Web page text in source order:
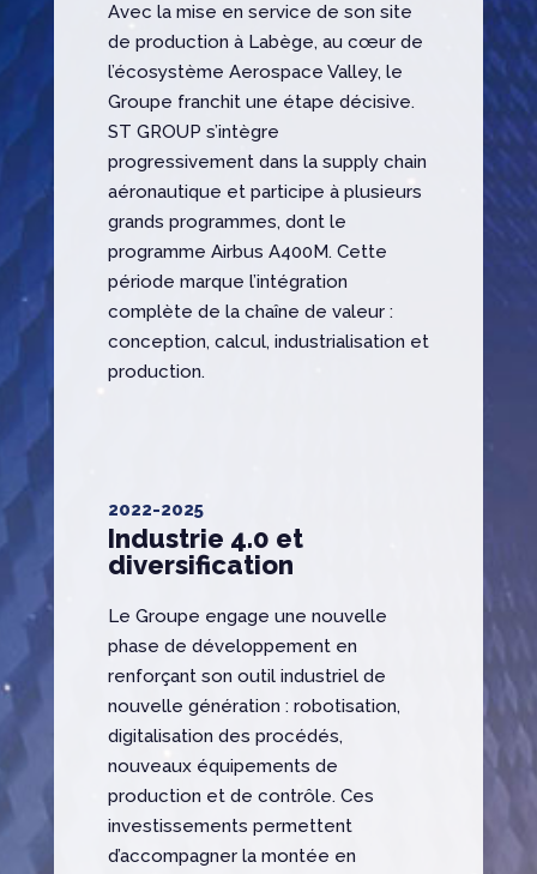
Avec la mise en service de son site
de production à Labège, au cœur de
l’écosystème Aerospace Valley, le
Groupe franchit une étape décisive.
ST GROUP s’intègre
progressivement dans la supply chain
aéronautique et participe à plusieurs
grands programmes, dont le
programme Airbus A400M. Cette
période marque l’intégration
complète de la chaîne de valeur :
conception, calcul, industrialisation et
production.
2022-2025
Industrie 4.0 et
diversification
Le Groupe engage une nouvelle
phase de développement en
renforçant son outil industriel de
nouvelle génération : robotisation,
digitalisation des procédés,
nouveaux équipements de
production et de contrôle. Ces
investissements permettent
d’accompagner la montée en